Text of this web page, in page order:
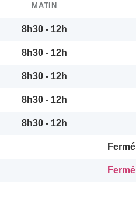
MATIN
8h30 - 12h
8h30 - 12h
8h30 - 12h
8h30 - 12h
8h30 - 12h
Fermé
Fermé